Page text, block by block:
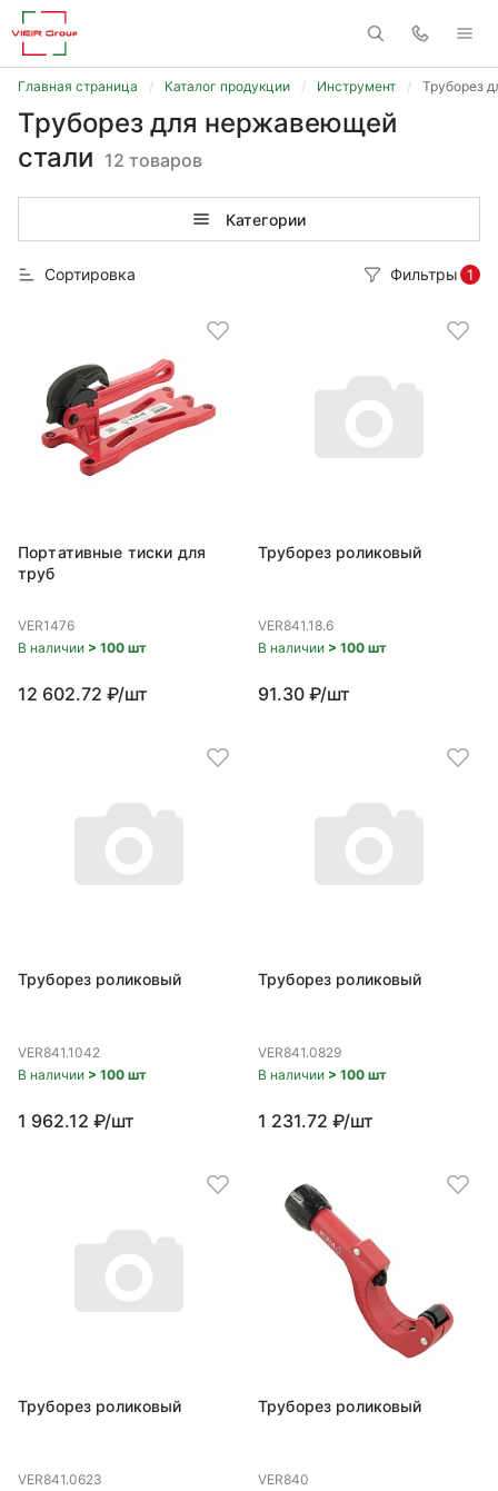
Главная страница Каталог продукции Инструмент Труборез
Труборез для нержавеющей
стали 12 товаров
Категории
Сортировка Фильтры 1
Портативные тиски для
труб
VER1476
В наличии > 100 шт
12 602.72 ₽/шт
Труборез роликовый
VER841.18.6
В наличии > 100 шт
91.30 ₽/шт
Труборез роликовый
VER841.1042
В наличии > 100 шт
1 962.12 ₽/шт
Труборез роликовый
VER841.0829
В наличии > 100 шт
1 231.72 ₽/шт
Труборез роликовый
VER841.0623
Труборез роликовый
VER840